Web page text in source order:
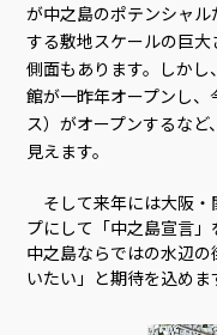
が中之島のポテンシャ
する敷地スケールの巨
側面もあります。しか
館が一昨年オープンし
ス）がオープンするな
見えます。
そして来年には大阪・
プにして「中之島宣言
中之島ならではの水辺
いたい」と期待を込めま